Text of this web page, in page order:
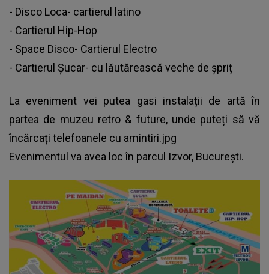
- Disco Loca- cartierul latino
- Cartierul Hip-Hop
- Space Disco- Cartierul Electro
- Cartierul Șucar- cu lăutărească veche de șpriț
La eveniment vei putea gasi instalații de artă în
partea de muzeu retro & future, unde puteți să vă
încărcați telefoanele cu amintiri.jpg
Evenimentul va avea loc în parcul Izvor, București.